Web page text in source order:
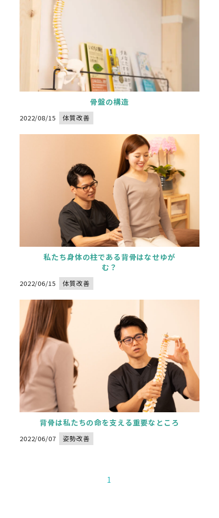
: Undefined variable $image_url in
/home/xs834068/nadeshikoseitai-delight.com/public_html/wp-content/themes/nadeshikoseitai-delight/category.php
" alt="">
骨盤の構造
2022/08/15 体質改善
Warning: Undefined variable $image_url in
/home/xs834068/nadeshikoseitai-delight.com/public_html/wp-content/themes/nadeshikoseitai-delight/category.php on line32
" alt="">
私たち身体の柱である背骨はなせゆが
む？
2022/06/15 体質改善
Warning: Undefined variable $image_url in
/home/xs834068/nadeshikoseitai-delight.com/public_html/wp-content/themes/nadeshikoseitai-delight/category.phpon line32
" alt="">
背骨は私たちの命を支える重要なところ
2022/06/07 姿勢改善
1